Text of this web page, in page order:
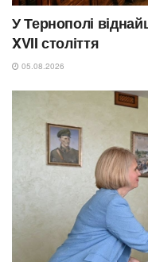
У Тернополі
XVII століття
05.08.2026